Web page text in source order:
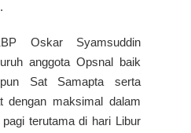
Oskar Syamsuddin
anggota Opsnal baik
Sat Samapta serta
dengan maksimal dalam
terutama di hari Libur